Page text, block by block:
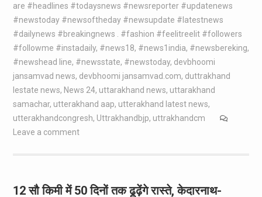
are #headlines #todaysnews #newsreporter #updatenews
#newstoday #newsoftheday #newsupdate #latestnews
#dailynews #breakingnews . #fashion #feelitreelit #followers
#followme #instadaily, #news18, #news1india, #newsbereking,
#newshead line, #newsstate, #newstoday, devbhoomi
jansamvad news, devbhoomi jansamvad.com, duttrakhand
lestate news, News 24, uttarakhand news, uttarakhand
samachar, utterakhand aap, utterakhand latest news,
utterakhandcongresh, Uttrakhandbjp, uttrakhandcm
Leave a comment
12 सौ किमी में 50 दिनों तक ढूढ़ेंगे रास्ते, केदारनाथ-